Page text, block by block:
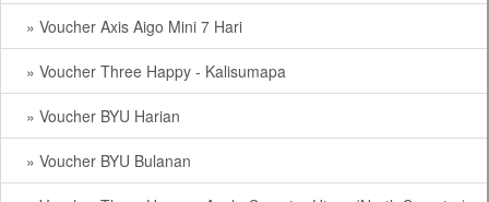
» Voucher Axis Aigo Mini 7 Hari
» Voucher Three Happy - Kalisumapa
» Voucher BYU Harian
» Voucher BYU Bulanan